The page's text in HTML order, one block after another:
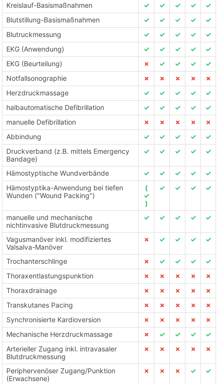
Kreislauf-Basismaßnahmen ✓ ✓ ✓ ✓
✓
Blutstillung-Basismaßnahmen
✓ ✓ ✓ ✓
✓
Blutruckmessung
✓ ✓ ✓ ✓
✓
EKG (Anwendung)
✓ ✓ ✓ ✓
✓
EKG (Beurteilung)
✗ ✓ ✓ ✓
✓
Notfallsonographie
✗ ✗ ✗ ✗
✗
Herzdruckmassage
✓ ✓ ✓ ✓
✓
halbautomatische Defibrillation
✓ ✓ ✓ ✓
✓
manuelle Defibrillation
✗ ✗ ✗ ✗
✗
Abbindung
✓ ✓ ✓ ✓
✓
Druckverband (z.B. mittels Emergency
Bandage)
✓ ✓ ✓ ✓ ✓
Hämostyptische Wundverbände ✓ ✓ ✓ ✓
✓
Hämostyptika-Anwendung bei tiefen
Wunden ("Wound Packing")
(
✓
)
✓ ✓ ✓ ✓
manuelle und mechanische
nichtinvasive Blutdruckmessung
✓ ✓ ✓ ✓ ✓
Vagusmanöver inkl. modifiziertes
Valsalva-Manöver
✗ ✓ ✓ ✓ ✓
Trochanterschlinge ✗ ✓ ✓ ✓
✓
Thoraxentlastungspunktion
✗ ✗ ✗ ✗
✗
Thoraxdrainage
✗ ✗ ✗ ✗
✗
Transkutanes Pacing
✗ ✗ ✗ ✗
✗
Synchronisierte Kardioversion
✗ ✗ ✗ ✗
✗
Mechanische Herzdruckmassage
✗ ✓ ✓ ✓
✓
Arterieller Zugang inkl. intravasaler
Blutdruckmessung
✗ ✗ ✗ ✗ ✗
Periphervenöser Zugang/Punktion
(Erwachsene)
✗ ✗ ✗ ✓ ✓